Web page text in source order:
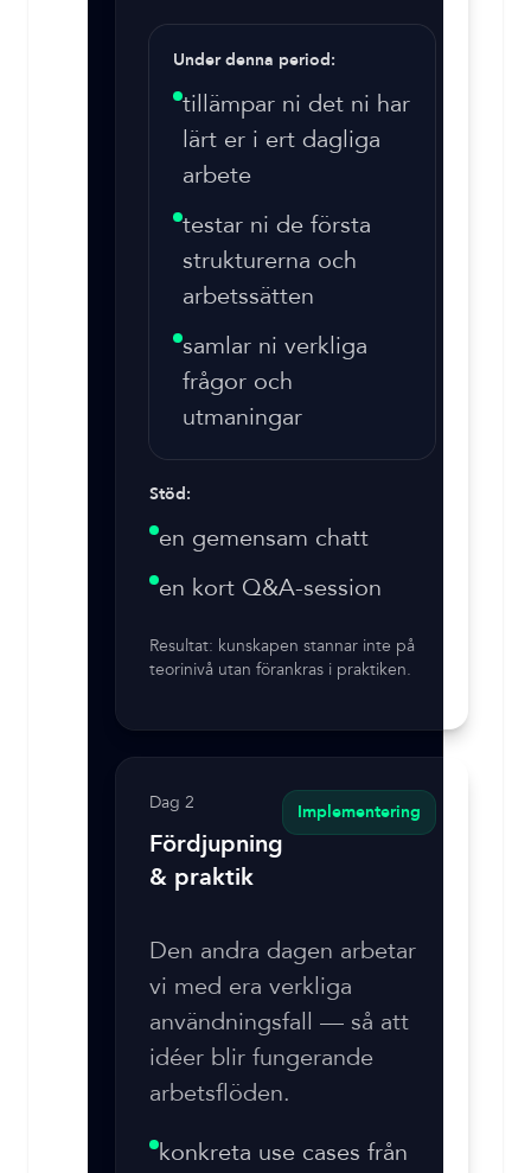
Under denna period:
tillämpar ni det ni har
lärt er i ert dagliga
arbete
testar ni de första
strukturerna och
arbetssätten
samlar ni verkliga
frågor och
utmaningar
Stöd:
en gemensam chatt
en kort Q&A-session
Resultat: kunskapen stannar inte på
teorinivå utan förankras i praktiken.
Dag 2
Fördjupning
& praktik
Implementering
Den andra dagen arbetar
vi med era verkliga
användningsfall — så att
idéer blir fungerande
arbetsflöden.
konkreta use cases från